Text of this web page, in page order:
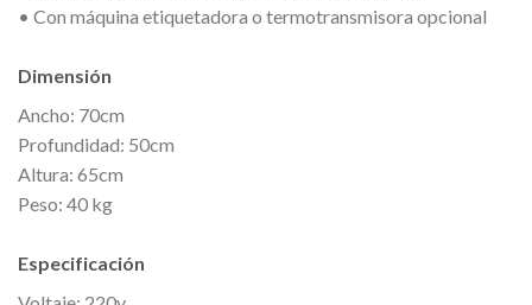
• Con máquina etiquetadora o termotransmisora opcional
Dimensión
Ancho: 70cm
Profundidad: 50cm
Altura: 65cm
Peso: 40 kg
Especificación